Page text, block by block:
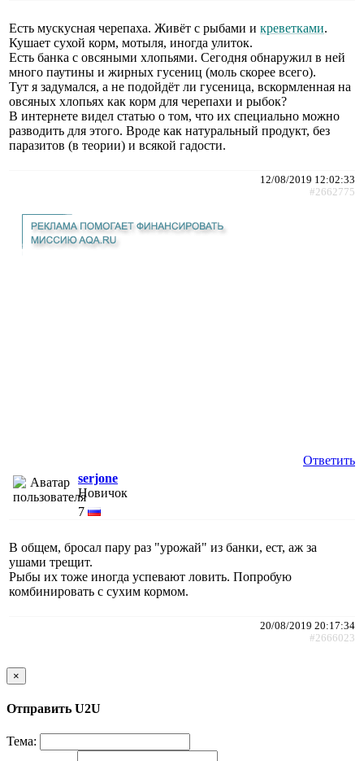
Есть мускусная черепаха. Живёт с рыбами и креветками.
Кушает сухой корм, мотыля, иногда улиток.
Есть банка с овсяными хлопьями. Сегодня обнаружил в ней
много паутины и жирных гусениц (моль скорее всего).
Тут я задумался, а не подойдёт ли гусеница, вскормленная на
овсяных хлопьях как корм для черепахи и рыбок?
В интернете видел статью о том, что их специально можно
разводить для этого. Вроде как натуральный продукт, без
паразитов (в теории) и всякой гадости.
12/08/2019 12:02:33
#2662775
Ответить
serjone
Новичок
7
В общем, бросал пару раз "урожай" из банки, ест, аж за
ушами трещит.
Рыбы их тоже иногда успевают ловить. Попробую
комбинировать с сухим кормом.
20/08/2019 20:17:34
#2666023
×
Отправить U2U
Тема: